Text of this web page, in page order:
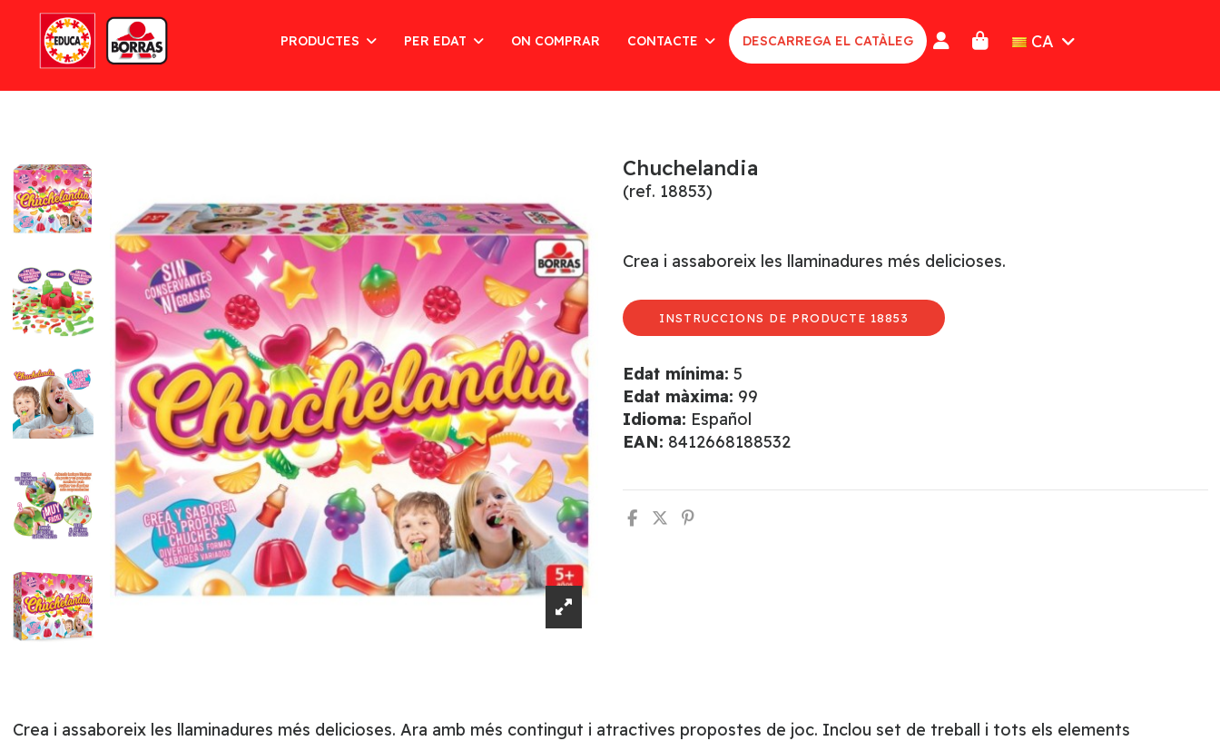
PRODUCTES PER EDAT ON COMPRAR CONTACTE DESCARREGA EL CATÀLEG CA
Chuchelandia
(ref. 18853)
Crea i assaboreix les llaminadures més delicioses.
INSTRUCCIONS DE PRODUCTE 18853
Edat mínima: 5
Edat màxima: 99
Idioma: Español
EAN: 8412668188532
Crea i assaboreix les llaminadures més delicioses. Ara amb més contingut i atractives propostes de joc. Inclou set de treball i tots els elements